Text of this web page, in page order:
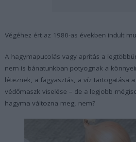
Végéhez ért az 1980-as években indult
A hagymapucolás vagy aprítás a
nem is bánatunkban potyognak a
léteznek, a fagyasztás, a víz tartogatása
védőmaszk viselése – de a legjobb
hagyma változna meg, nem?